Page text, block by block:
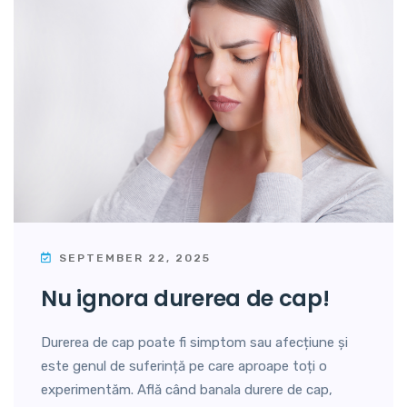
SEPTEMBER 22, 2025
nu ignora durerea de cap!
Durerea de cap poate fi simptom sau afecțiune și
este genul de suferință pe care aproape toți o
experimentăm. Află când banala durere de cap,